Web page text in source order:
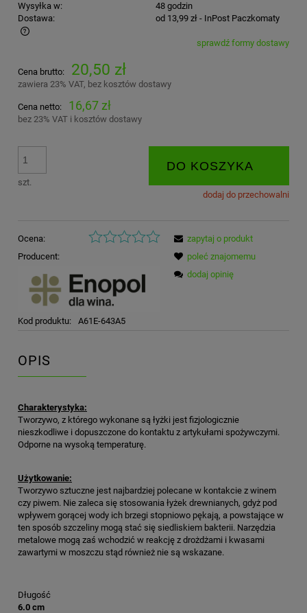
Wysyłka w:
48 godzin
Dostawa:
od 13,99 zł - InPost Paczkomaty
Cena nie zawiera ewentualnych kosztów płatnościsprawdź formy dostawy
Cena brutto: 20,50 zł
zawiera 23% VAT, bez kosztów dostawy
Cena netto: 16,67 zł
bez 23% VAT i kosztów dostawy
szt.
DO KOSZYKA
dodaj do przechowalni
Ocena:
Producent:
Kod produktu: A61E-643A5
zapytaj o produkt
poleć znajomemu
dodaj opinię
OPIS
Charakterystyka:
Tworzywo, z którego wykonane są łyżki jest fizjologicznie
nieszkodliwe i dopuszczone do kontaktu z artykułami spożywczymi.
Odporne na wysoką temperaturę.
Użytkowanie:
Tworzywo sztuczne jest najbardziej polecane w kontakcie z winem
czy piwem. Nie zaleca się stosowania łyżek drewnianych, gdyż pod
wpływem gorącej wody ich brzegi stopniowo pękają, a powstające w
ten sposób szczeliny mogą stać się siedliskiem bakterii. Narzędzia
metalowe mogą zaś wchodzić w reakcję z drożdżami i kwasami
zawartymi w moszczu stąd również nie są wskazane.
Długość
6.0 cm